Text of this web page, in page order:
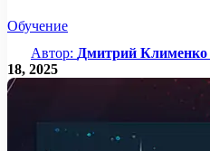
Обучение
Автор: Дмитрий Клименко
18, 2025